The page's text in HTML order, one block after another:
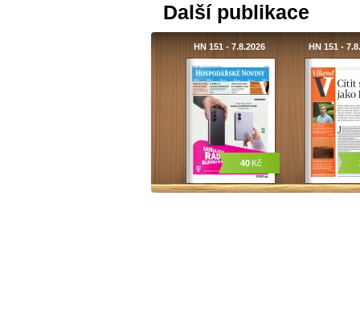
Další publikace
HN 151 - 7.8.2026
40 Kč
HN 151 -